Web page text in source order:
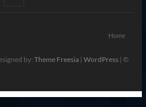
Home
by: Theme Freesia| WordPress| ©